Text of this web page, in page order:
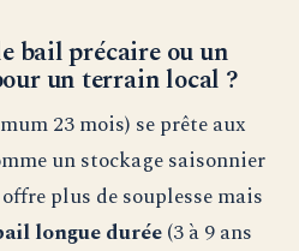
bail précaire ou un
un terrain local ?
23 mois) se prête aux
un stockage saisonnier
plus de souplesse mais
longue durée(3 à 9 ans